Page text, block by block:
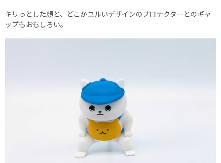
キリっとした顔と、どこかユルいデザインのプロテクターとのギャ
ップもおもしろい。